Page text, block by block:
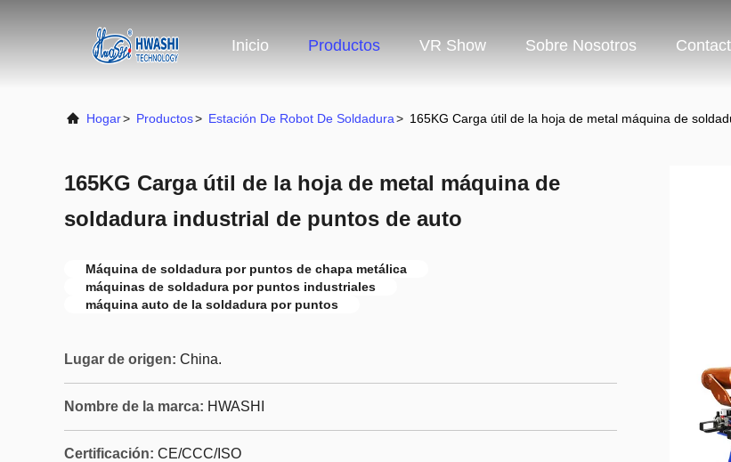
Inicio Productos VR Show Sobre Nosotros
Hogar> Productos> Estación De Robot De Soldadura> 165KG Carga útil de la hoja de metal máquina de
165KG Carga útil de la hoja de metal máquina de
soldadura industrial de puntos de auto
Máquina de soldadura por puntos de chapa metálica
máquinas de soldadura por puntos industriales
máquina auto de la soldadura por puntos
Lugar de origen: China.
Nombre de la marca: HWASHI
Certificación: CE/CCC/ISO